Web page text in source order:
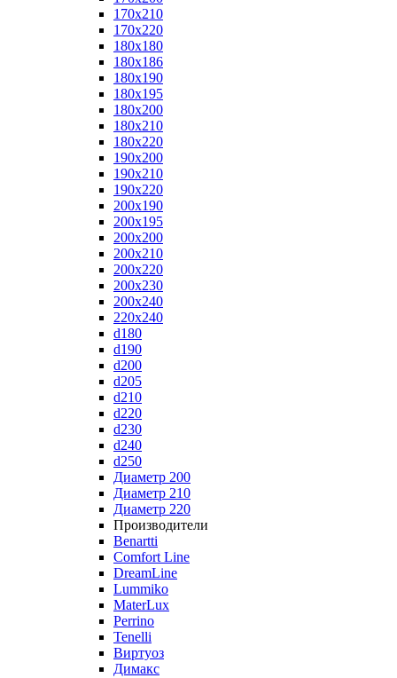
170x210
170x220
180x180
180x186
180x190
180x195
180x200
180x210
180x220
190x200
190x210
190x220
200x190
200x195
200x200
200x210
200x220
200x230
200x240
220x240
d180
d190
d200
d205
d210
d220
d230
d240
d250
Диаметр 200
Диаметр 210
Диаметр 220
Производители
Benartti
Comfort Line
DreamLine
Lummiko
MaterLux
Perrino
Tenelli
Виртуоз
Димакс